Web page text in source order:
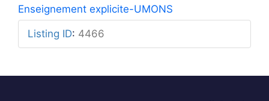
Enseignement explicite-UMONS
Listing ID: 4466